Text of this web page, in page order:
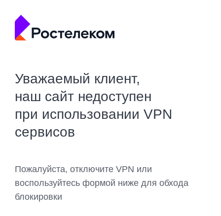
Уважаемый клиент,
наш сайт недоступен
при использовании VPN
сервисов
Пожалуйста, отключите VPN или
воспользуйтесь формой ниже для обхода
блокировки